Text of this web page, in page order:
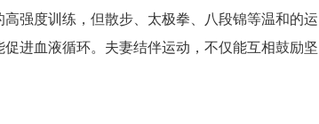
强度训练，但散步、太极拳、八段锦等温和的运
进血液循环。夫妻结伴运动，不仅能互相鼓励坚